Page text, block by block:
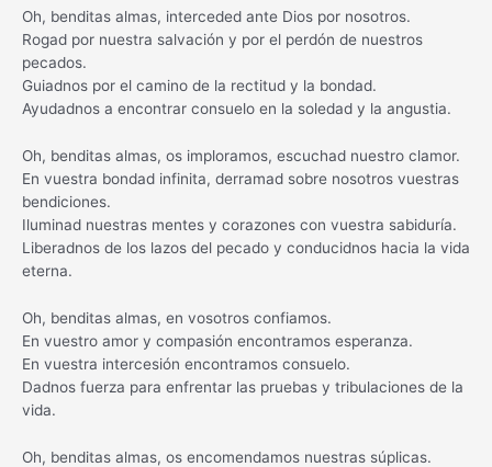
Oh, benditas almas, interceded ante Dios por nosotros.
Rogad por nuestra salvación y por el perdón de nuestros
pecados.
Guiadnos por el camino de la rectitud y la bondad.
Ayudadnos a encontrar consuelo en la soledad y la angustia.
Oh, benditas almas, os imploramos, escuchad nuestro clamor.
En vuestra bondad infinita, derramad sobre nosotros vuestras
bendiciones.
Iluminad nuestras mentes y corazones con vuestra sabiduría.
Liberadnos de los lazos del pecado y conducidnos hacia la vida
eterna.
Oh, benditas almas, en vosotros confiamos.
En vuestro amor y compasión encontramos esperanza.
En vuestra intercesión encontramos consuelo.
Dadnos fuerza para enfrentar las pruebas y tribulaciones de la
vida.
Oh, benditas almas, os encomendamos nuestras súplicas.